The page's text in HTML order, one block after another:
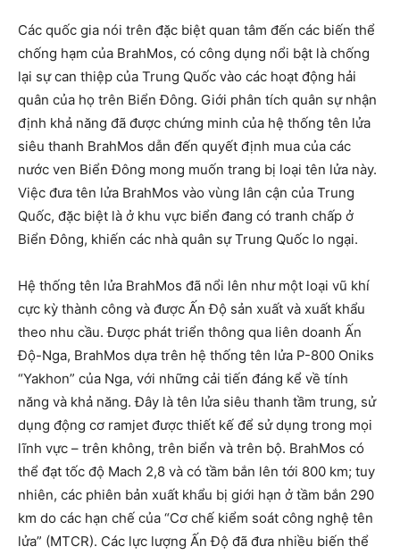
Các quốc gia nói trên đặc biệt quan tâm đến các biến thể
chống hạm của BrahMos, có công dụng nổi bật là chống
lại sự can thiệp của Trung Quốc vào các hoạt động hải
quân của họ trên Biển Đông. Giới phân tích quân sự nhận
định khả năng đã được chứng minh của hệ thống tên lửa
siêu thanh BrahMos dẫn đến quyết định mua của các
nước ven Biển Đông mong muốn trang bị loại tên lửa này.
Việc đưa tên lửa BrahMos vào vùng lân cận của Trung
Quốc, đặc biệt là ở khu vực biển đang có tranh chấp ở
Biển Đông, khiến các nhà quân sự Trung Quốc lo ngại.
Hệ thống tên lửa BrahMos đã nổi lên như một loại vũ khí
cực kỳ thành công và được Ấn Độ sản xuất và xuất khẩu
theo nhu cầu. Được phát triển thông qua liên doanh Ấn
Độ-Nga, BrahMos dựa trên hệ thống tên lửa P-800 Oniks
“Yakhon” của Nga, với những cải tiến đáng kể về tính
năng và khả năng. Đây là tên lửa siêu thanh tầm trung, sử
dụng động cơ ramjet được thiết kế để sử dụng trong mọi
lĩnh vực – trên không, trên biển và trên bộ. BrahMos có
thể đạt tốc độ Mach 2,8 và có tầm bắn lên tới 800 km; tuy
nhiên, các phiên bản xuất khẩu bị giới hạn ở tầm bắn 290
km do các hạn chế của “Cơ chế kiểm soát công nghệ tên
lửa” (MTCR). Các lực lượng Ấn Độ đã đưa nhiều biến thể